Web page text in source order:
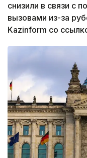
снизили в связи с
вызовами из-за
Kazinform со